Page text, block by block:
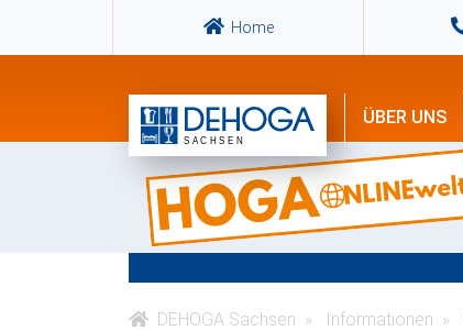
Home
ÜBER UNS
DEHOGA Sachsen Informationen